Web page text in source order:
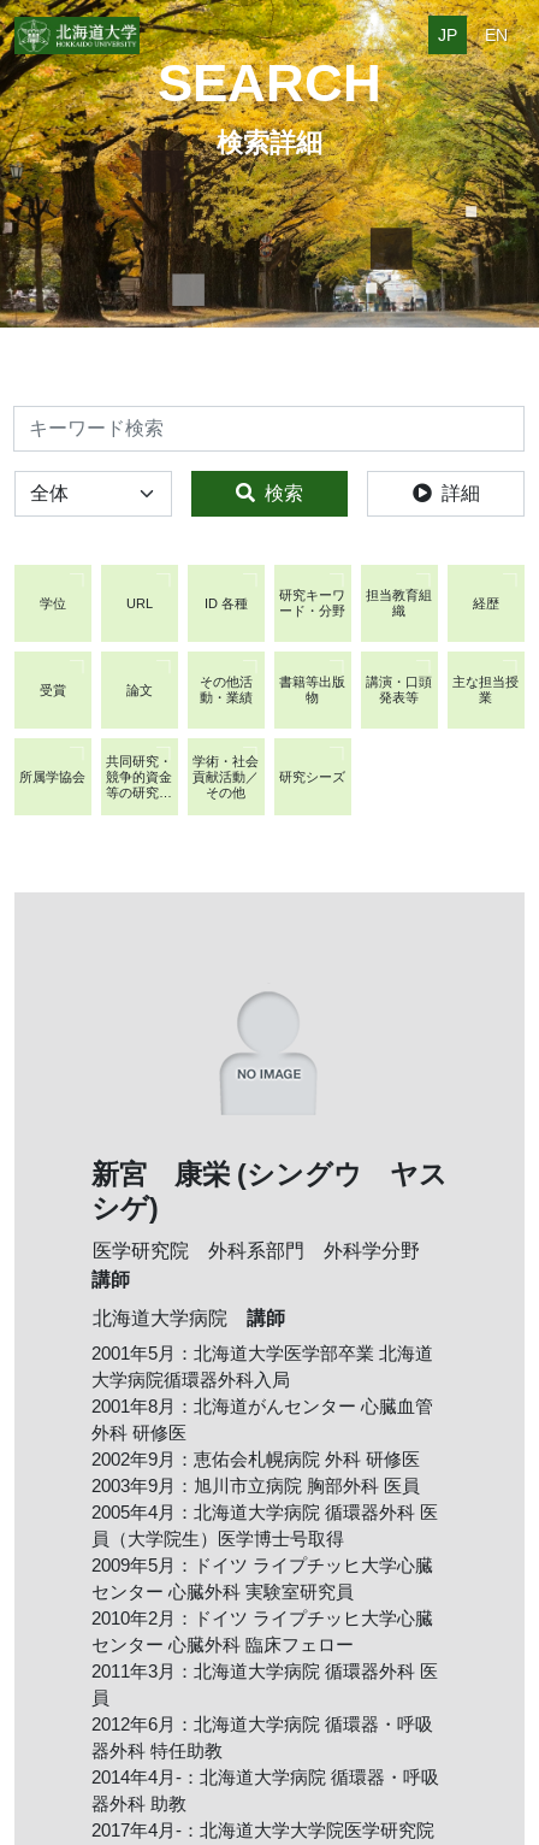
JP EN
SEARCH
検索詳細
検索
全体 検索 詳細
学位 URL ID 各種
研究キーワ
ード・分野
担当教育組
織
経歴
受賞 論文
その他活
動・業績
書籍等出版
物
講演・口頭
発表等
主な担当授
業
所属学協会
共同研究・
競争的資金
等の研究課
学術・社会
貢献活動／
その他
研究シーズ
新宮 康栄 (シングウ ヤス
シゲ)
医学研究院 外科系部門 外科学分野
講師
北海道大学病院
講師
2001年5月：北海道大学医学部卒業 北海道
大学病院循環器外科入局
2001年8月：北海道がんセンター 心臓血管
外科 研修医
2002年9月：恵佑会札幌病院 外科 研修医
2003年9月：旭川市立病院 胸部外科 医員
2005年4月：北海道大学病院 循環器外科 医
員（大学院生）医学博士号取得
2009年5月：ドイツ ライプチッヒ大学心臓
センター 心臓外科 実験室研究員
2010年2月：ドイツ ライプチッヒ大学心臓
センター 心臓外科 臨床フェロー
2011年3月：北海道大学病院 循環器外科 医
員
2012年6月：北海道大学病院 循環器・呼吸
器外科 特任助教
2014年4月-：北海道大学病院 循環器・呼吸
器外科 助教
2017年4月-：北海道大学大学院医学研究院